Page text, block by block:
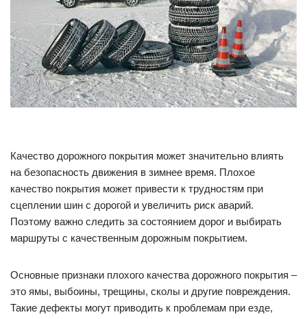
Качество дорожного покрытия может значительно влиять
на безопасность движения в зимнее время. Плохое
качество покрытия может привести к трудностям при
сцеплении шин с дорогой и увеличить риск аварий.
Поэтому важно следить за состоянием дорог и выбирать
маршруты с качественным дорожным покрытием.
Основные признаки плохого качества дорожного покрытия –
это ямы, выбоины, трещины, сколы и другие повреждения.
Такие дефекты могут приводить к проблемам при езде,